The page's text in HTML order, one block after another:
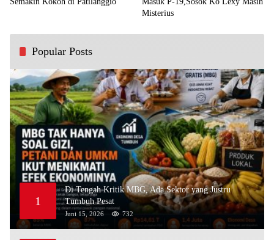
Misterius
Popular Posts
1
Di Tengah Kritik MBG, Ada Sektor yang Justru
Tumbuh Pesat
Juni 15, 2026 732